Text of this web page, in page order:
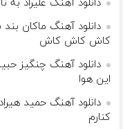
دانلود آهنگ علیراد به
دانلود آهنگ ماکان
کاش کاش کاش
دانلود آهنگ چنگیز
این هوا
دانلود آهنگ حمید
کنارم